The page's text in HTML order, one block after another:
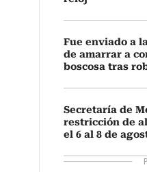
Fue enviado a
de amarrar a
boscosa tras
Secretaría de
restricción de
el 6 al 8 de